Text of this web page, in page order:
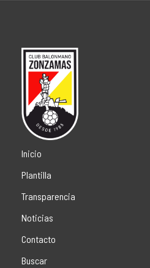
Inicio
Plantilla
Transparencia
Noticias
Contacto
Buscar